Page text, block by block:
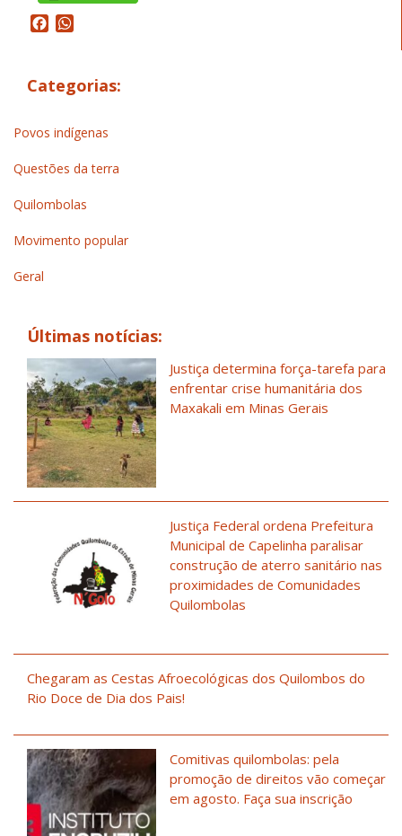
Facebook
Categorias:
Povos indígenas
Questões da terra
Quilombolas
Movimento popular
Geral
Últimas notícias:
Justiça determina força-tarefa para
enfrentar crise humanitária dos
Maxakali em Minas Gerais
Justiça Federal ordena Prefeitura
Municipal de Capelinha paralisar
construção de aterro sanitário nas
proximidades de Comunidades
Quilombolas
Chegaram as Cestas Afroecológicas dos Quilombos do
Rio Doce de Dia dos Pais!
Comitivas quilombolas: pela
promoção de direitos vão começar
em agosto. Faça sua inscrição